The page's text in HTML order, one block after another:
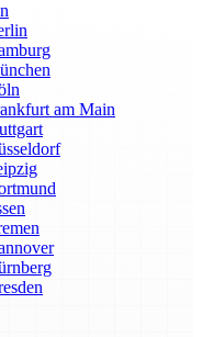
am Main